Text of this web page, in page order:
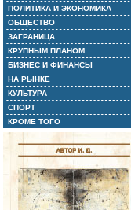
ПОЛИТИКА И ЭКОНОМИКА
ОБЩЕСТВО
ЗАГРАНИЦА
КРУПНЫМ ПЛАНОМ
БИЗНЕС И ФИНАНСЫ
НА РЫНКЕ
КУЛЬТУРА
СПОРТ
КРОМЕ ТОГО